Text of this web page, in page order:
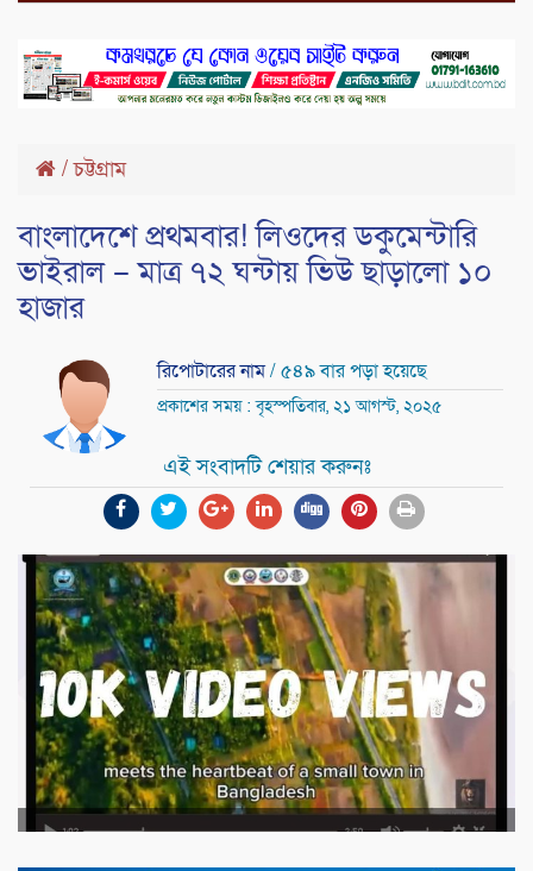
/চট্টগ্রাম
বাংলাদেশে প্রথমবার! লিওদের ডকুমেন্টারি
ভাইরাল – মাত্র ৭২ ঘন্টায় ভিউ ছাড়ালো ১০
হাজার
রিপোটারের নাম/ ৫৪৯ বার পড়া হয়েছে
প্রকাশের সময় : বৃহস্পতিবার, ২১ আগস্ট, ২০২৫
এই সংবাদটি শেয়ার করুনঃ